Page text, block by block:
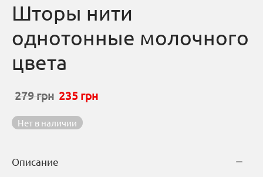
Шторы нити
однотонные молочного
цвета
279грн
Первоначальная
составляла
235 грн
Текущая
235 грн
Нет в наличии
Описание